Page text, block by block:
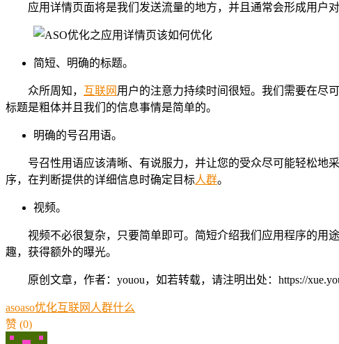
应用详情页面将是我们发送流量的地方，并且通常会形成用户
简短、明确的标题。
众所周知， 互联网 用户的注意力持续时间很短。我们需要在尽
标题是粗体并且我们的信息事情是简单的。
明确的号召用语。
号召性用语应该清晰、有说服力，并让您的受众尽可能轻松地
序，在判断提供的详细信息时确定目标人群。
视频。
视频不必很复杂，只要简单即可。简短介绍我们应用程序的用
趣，获得额外的曝光。
原创文章，作者：youou，如若转载，请注明出处：https://
asoaso优化互联网 人群什么
赞 (0)